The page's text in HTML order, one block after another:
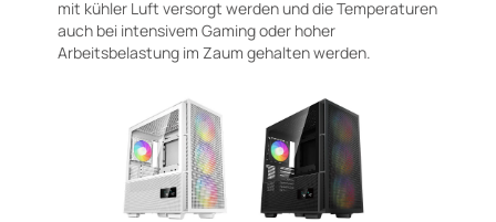
mit kühler Luft versorgt werden und die Temperaturen
auch bei intensivem Gaming oder hoher
Arbeitsbelastung im Zaum gehalten werden.